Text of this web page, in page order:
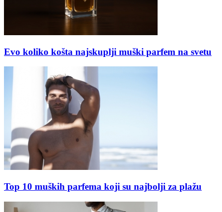
Evo koliko košta najskuplji muški parfem na svetu
Top 10 muških parfema koji su najbolji za plažu